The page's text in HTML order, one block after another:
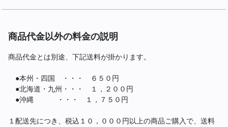
商品代金以外の料金の説明
商品代金とは別途、下記送料が掛かります。
●本州・四国 ・・・ ６５０円
●北海道・九州・・・ １，２００円
●沖縄 ・・・ １，７５０円
１配送先につき、税込１０，０００円以上の商品ご購入で、送料